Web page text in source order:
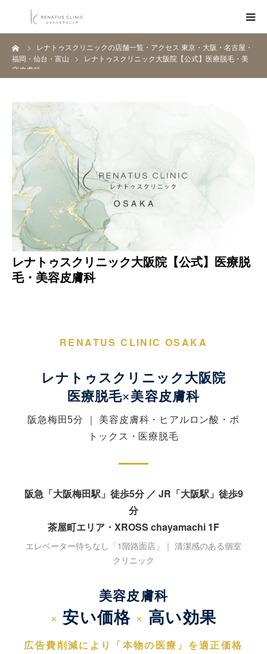
レナトゥスクリニックの店舗一覧・アクセス 東京・大阪・名古屋・
福岡・仙台・富山
レナトゥスクリニック大阪院【公式】医療脱毛・美
容皮膚科
レナトゥスクリニック大阪院【公式】医療脱
毛・美容皮膚科
RENATUS CLINIC OSAKA
レナトゥスクリニック大阪院
医療脱毛×美容皮膚科
阪急梅田5分 ｜ 美容皮膚科・ヒアルロン酸・ボ
トックス・医療脱毛
阪急「大阪梅田駅」徒歩5分 ／ JR「大阪駅」徒歩9
分
茶屋町エリア・XROSS chayamachi 1F
エレベーター待ちなし「1階路面店」｜ 清潔感のある個室
クリニック
美容皮膚科
× 安い価格 × 高い効果
広告費削減により「本物の医療」を適正価格
HOME
料金表
クリニック一覧
ブログ
Q&A